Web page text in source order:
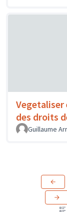
Vegetaliser
des droits
Guillaume